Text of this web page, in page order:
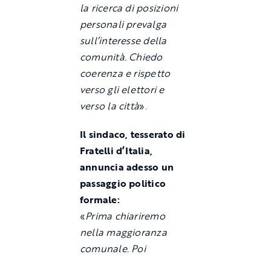
la ricerca di posizioni
personali prevalga
sull’interesse della
comunità. Chiedo
coerenza e rispetto
verso gli elettori e
verso la città».
Il sindaco, tesserato di
Fratelli d’Italia,
annuncia adesso un
passaggio politico
formale:
«Prima chiariremo
nella maggioranza
comunale. Poi